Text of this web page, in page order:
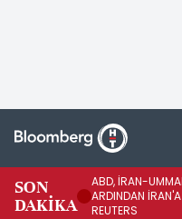
SON
DAKİKA
ABD, İRAN-
ARDINDAN
REUTERS